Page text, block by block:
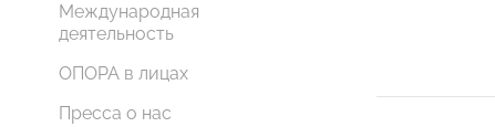
Международная
деятельность
ОПОРА в лицах
Пресса о нас